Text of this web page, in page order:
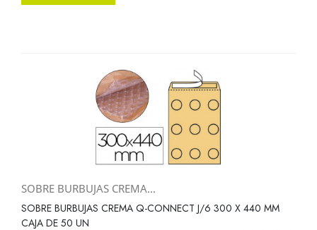
SOBRE BURBUJAS CREMA...
SOBRE BURBUJAS CREMA Q-CONNECT J/6 300 X 440 MM
CAJA DE 50 UN